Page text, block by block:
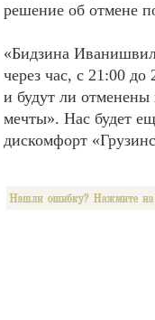
решение об отмене
«Бидзина
через час, с 21:00
и будут ли
мечты». Нас будет
дискомфорт